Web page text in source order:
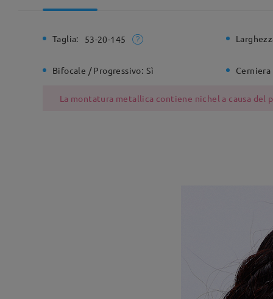
Taglia: 53-20-145
Bifocale / Progressivo: Sì Cerniera
La montatura metallica contiene nichel a causa